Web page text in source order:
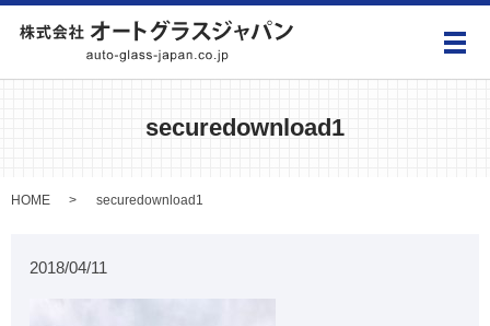
メ
securedownload1
HOME securedownload1
2018/04/11